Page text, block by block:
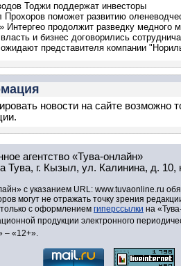
Тоджи поддержат инвесторы
Прохоров поможет развитию
Интергео продолжит разведку медного
и бизнес договорились
представителя компании
новости на сайте возможно
агентство «Тува-онлайн»
Тува, г. Кызыл, ул. Калинина, д. 10,
с указанием URL: www.tuvaonline.ru
могут не отражать точку зрения
с оформлением гиперссылки на
продукции электронного
– «12+».